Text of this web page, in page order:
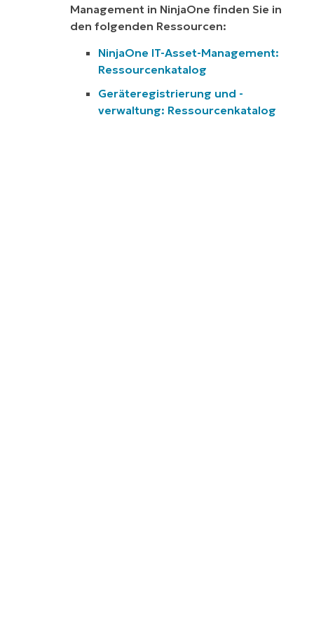
Management in NinjaOne finden Sie in
den folgenden Ressourcen:
NinjaOne IT-Asset-Management:
Ressourcenkatalog
Geräteregistrierung und -
verwaltung: Ressourcenkatalog